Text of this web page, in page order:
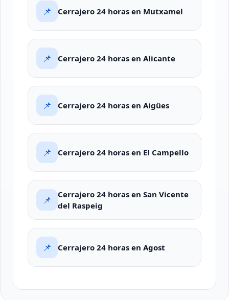
📌 Cerrajero 24 horas en Mutxamel
📌 Cerrajero 24 horas en Alicante
📌 Cerrajero 24 horas en Aigües
📌 Cerrajero 24 horas en El Campello
📌
Cerrajero 24 horas en San Vicente
del Raspeig
📌 Cerrajero 24 horas en Agost